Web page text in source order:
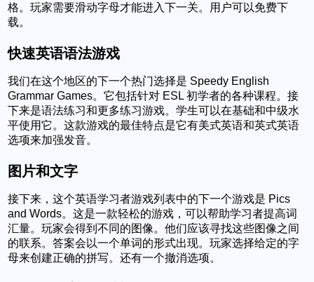
格。玩家需要滑动字母才能进入下一关。用户可以免费下
载。
快速英语语法游戏
我们在这个地区的下一个热门选择是 Speedy English
Grammar Games。它包括针对 ESL 初学者的各种课程。接
下来是语法练习和更多练习游戏。学生可以在基础和中级水
平使用它。这款游戏的最佳特点是它有美式英语和英式英语
选项来加强发音。
图片和文字
接下来，这个英语学习者游戏列表中的下一个游戏是 Pics
and Words。这是一款轻松的游戏，可以帮助学习者提高词
汇量。玩家会得到不同的图像。他们应该寻找这些图像之间
的联系。答案会以一个单词的形式出现。玩家选择给定的字
母来创建正确的拼写。还有一个撤消选项。